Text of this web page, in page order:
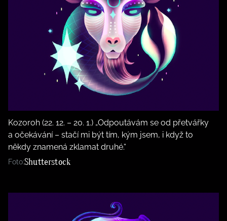
Kozoroh (22. 12. – 20. 1.) „Odpoutávám se od přetvářky
a očekávání – stačí mi být tím, kým jsem, i když to
někdy znamená zklamat druhé.“
Foto:Shutterstock